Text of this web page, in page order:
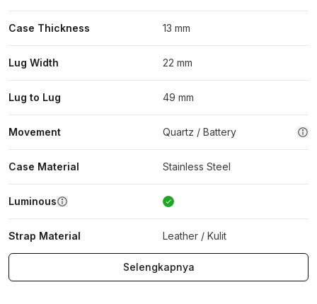
Case Thickness 13 mm
Lug Width 22 mm
Lug to Lug 49 mm
Movement Quartz / Battery
Case Material Stainless Steel
Luminous
Strap Material Leather / Kulit
Selengkapnya